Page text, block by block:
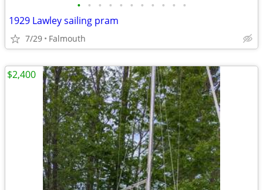
• • • • • • • • • • •
1929 Lawley sailing pram
7/29 Falmouth
$2,400